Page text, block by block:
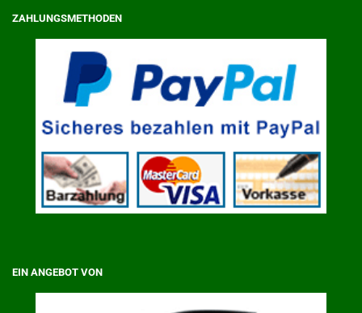
ZAHLUNGSMETHODEN
EIN ANGEBOT VON